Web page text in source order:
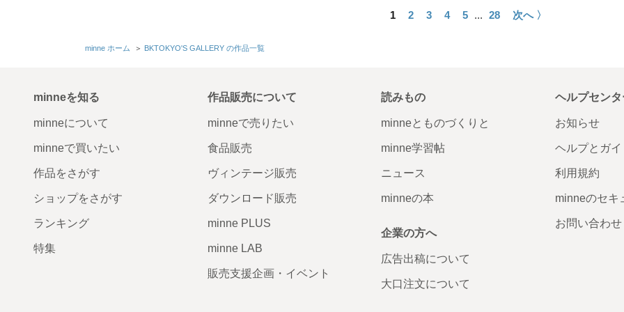
1 2 3 4 5 ... 28 次へ 〉
minne ホーム ＞ BKTOKYO'S GALLERY の作品一覧
minneを知る
minneについて
minneで買いたい
作品をさがす
ショップをさがす
ランキング
特集
作品販売について
minneで売りたい
食品販売
ヴィンテージ販売
ダウンロード販売
minne PLUS
minne LAB
販売支援企画・イベント
読みもの
minneとものづくりと
minne学習帖
ニュース
minneの本
企業の方へ
広告出稿について
大口注文について
ヘルプセンタ
お知らせ
ヘルプとガイ
利用規約
minneのセキ
お問い合わせ